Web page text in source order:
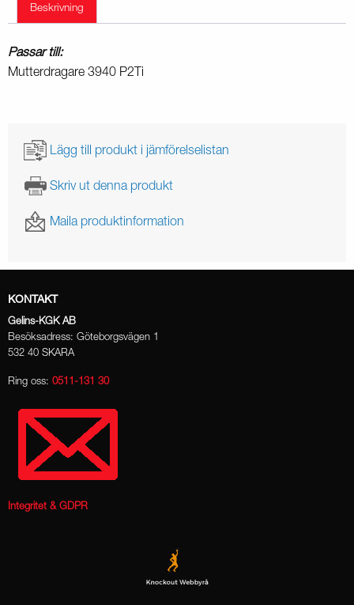
Beskrivning
Passar till:
Mutterdragare 3940 P2Ti
Lägg till produkt i jämförelselistan
Skriv ut denna produkt
Maila produktinformation
KONTAKT
Gelins-KGK AB
Besöksadress: Göteborgsvägen 1
532 40 SKARA
Ring oss: 0511-131 30
Integritet & GDPR